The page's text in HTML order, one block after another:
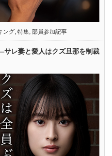
ング, 特集, 部員参加記事
レ妻と愛人はクズ旦那を制裁